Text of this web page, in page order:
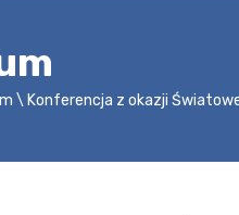
Konferencja z okazji